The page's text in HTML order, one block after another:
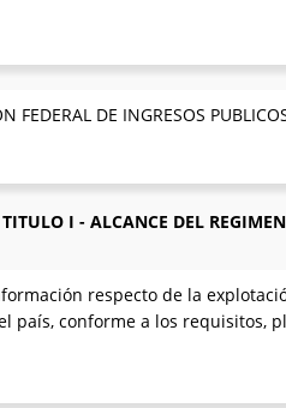
FEDERAL DE INGRESOS
TITULO I - ALCANCE DEL REGIMEN
respecto de la
conforme a los requisitos,